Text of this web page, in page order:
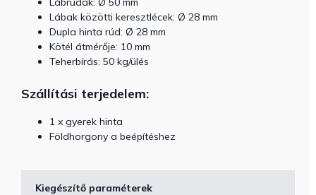
Lábak közötti keresztlécek: Ø 28 mm
Dupla hinta rúd: Ø 28 mm
Kötél átmérője: 10 mm
Teherbírás: 50 kg/ülés
Szállítási terjedelem:
1 x gyerek hinta
Földhorgony a beépítéshez
Kiegészítő paraméterek